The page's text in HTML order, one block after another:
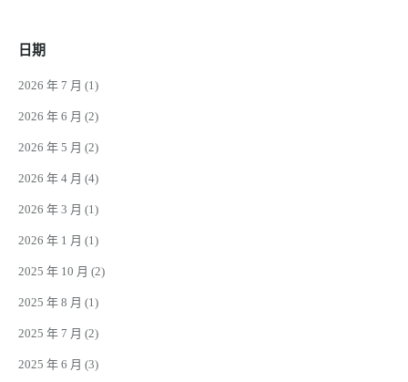
日期
2026 年 7 月 (1)
2026 年 6 月 (2)
2026 年 5 月 (2)
2026 年 4 月 (4)
2026 年 3 月 (1)
2026 年 1 月 (1)
2025 年 10 月 (2)
2025 年 8 月 (1)
2025 年 7 月 (2)
2025 年 6 月 (3)